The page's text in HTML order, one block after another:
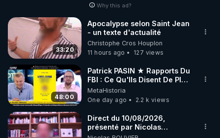
Why this ad?
33:20
Apocalypse selon Saint Jean
- un texte d'actualité
Christophe Cros Houplon
11 hours ago
127 views
48:00
Patrick PASIN ★ Rapports Du
FBI : Ce Qu'Ils Disent De Plus
Grave Sur Hitler
MetaHistoria
One day ago
2.2 k views
Direct du 10/08/2026,
présenté par Nicolas
BOUVIER